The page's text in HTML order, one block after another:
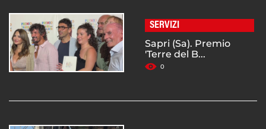
SERVIZI
Sapri (Sa). Premio
'Terre del B...
0